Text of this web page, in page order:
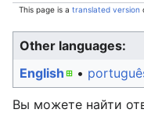
This page is a translated version
Other languages:
English
• ‎
Вы можете найти